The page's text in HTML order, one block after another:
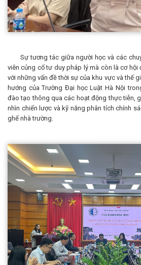
Sự tương tác giữa người học và các
viên củng cố tư duy pháp lý mà còn là cơ
với những vấn đề thời sự của khu vực và thế
hướng của Trường Đại học Luật Hà Nội
đào tạo thông qua các hoạt động thực tiễn,
nhìn chiến lược và kỹ năng phân tích chính
ghế nhà trường.